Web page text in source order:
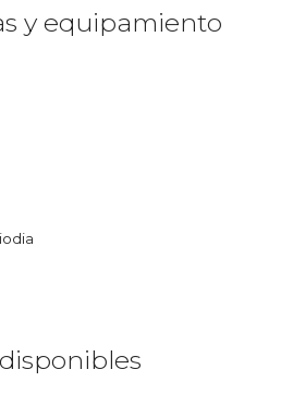
y equipamiento